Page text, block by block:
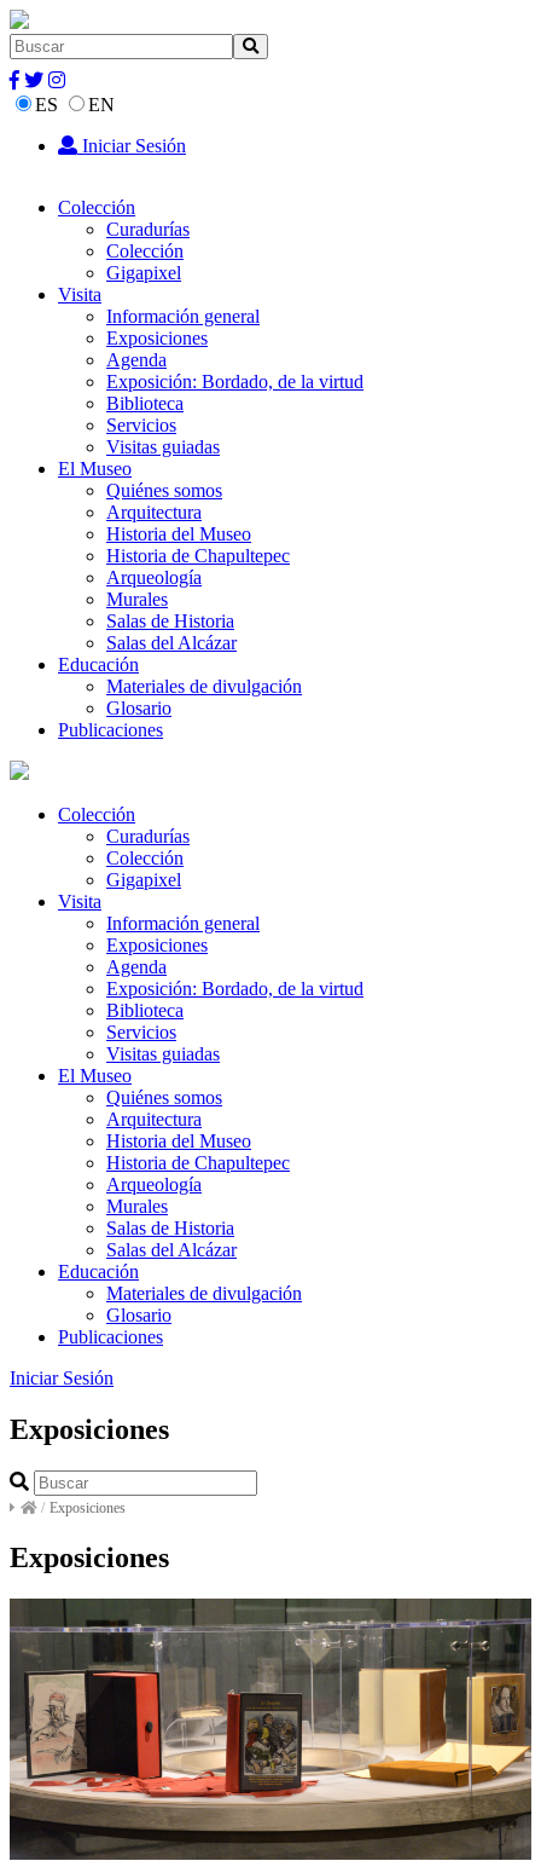
ES
EN
Iniciar Sesión
Colección
Curadurías
Colección
Gigapixel
Visita
Información general
Exposiciones
Agenda
Exposición: Bordado, de la virtud
Biblioteca
Servicios
Visitas guiadas
El Museo
Quiénes somos
Arquitectura
Historia del Museo
Historia de Chapultepec
Arqueología
Murales
Salas de Historia
Salas del Alcázar
Educación
Materiales de divulgación
Glosario
Publicaciones
Colección
Curadurías
Colección
Gigapixel
Visita
Información general
Exposiciones
Agenda
Exposición: Bordado, de la virtud
Biblioteca
Servicios
Visitas guiadas
El Museo
Quiénes somos
Arquitectura
Historia del Museo
Historia de Chapultepec
Arqueología
Murales
Salas de Historia
Salas del Alcázar
Educación
Materiales de divulgación
Glosario
Publicaciones
Iniciar Sesión
Exposiciones
/ Exposiciones
Exposiciones